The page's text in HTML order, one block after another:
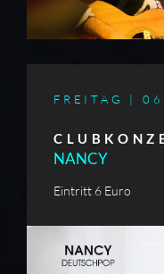
FREITAG |
NANCY
Eintritt 6 Euro